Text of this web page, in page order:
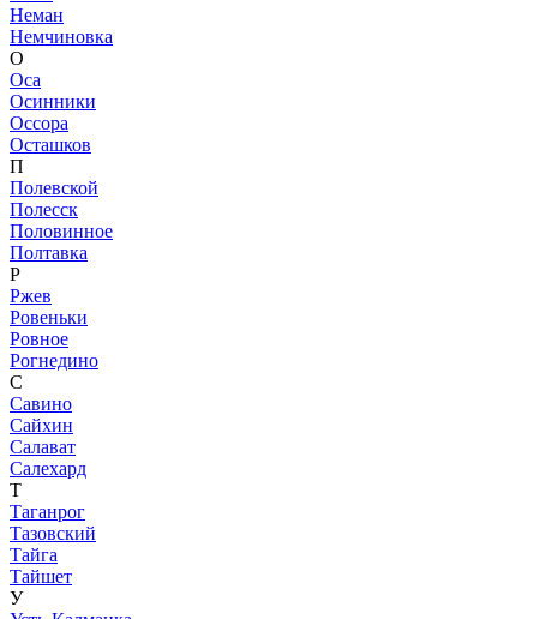
Неман
Немчиновка
О
Оса
Осинники
Оссора
Осташков
П
Полевской
Полесск
Половинное
Полтавка
Р
Ржев
Ровеньки
Ровное
Рогнедино
С
Савино
Сайхин
Салават
Салехард
Т
Таганрог
Тазовский
Тайга
Тайшет
У